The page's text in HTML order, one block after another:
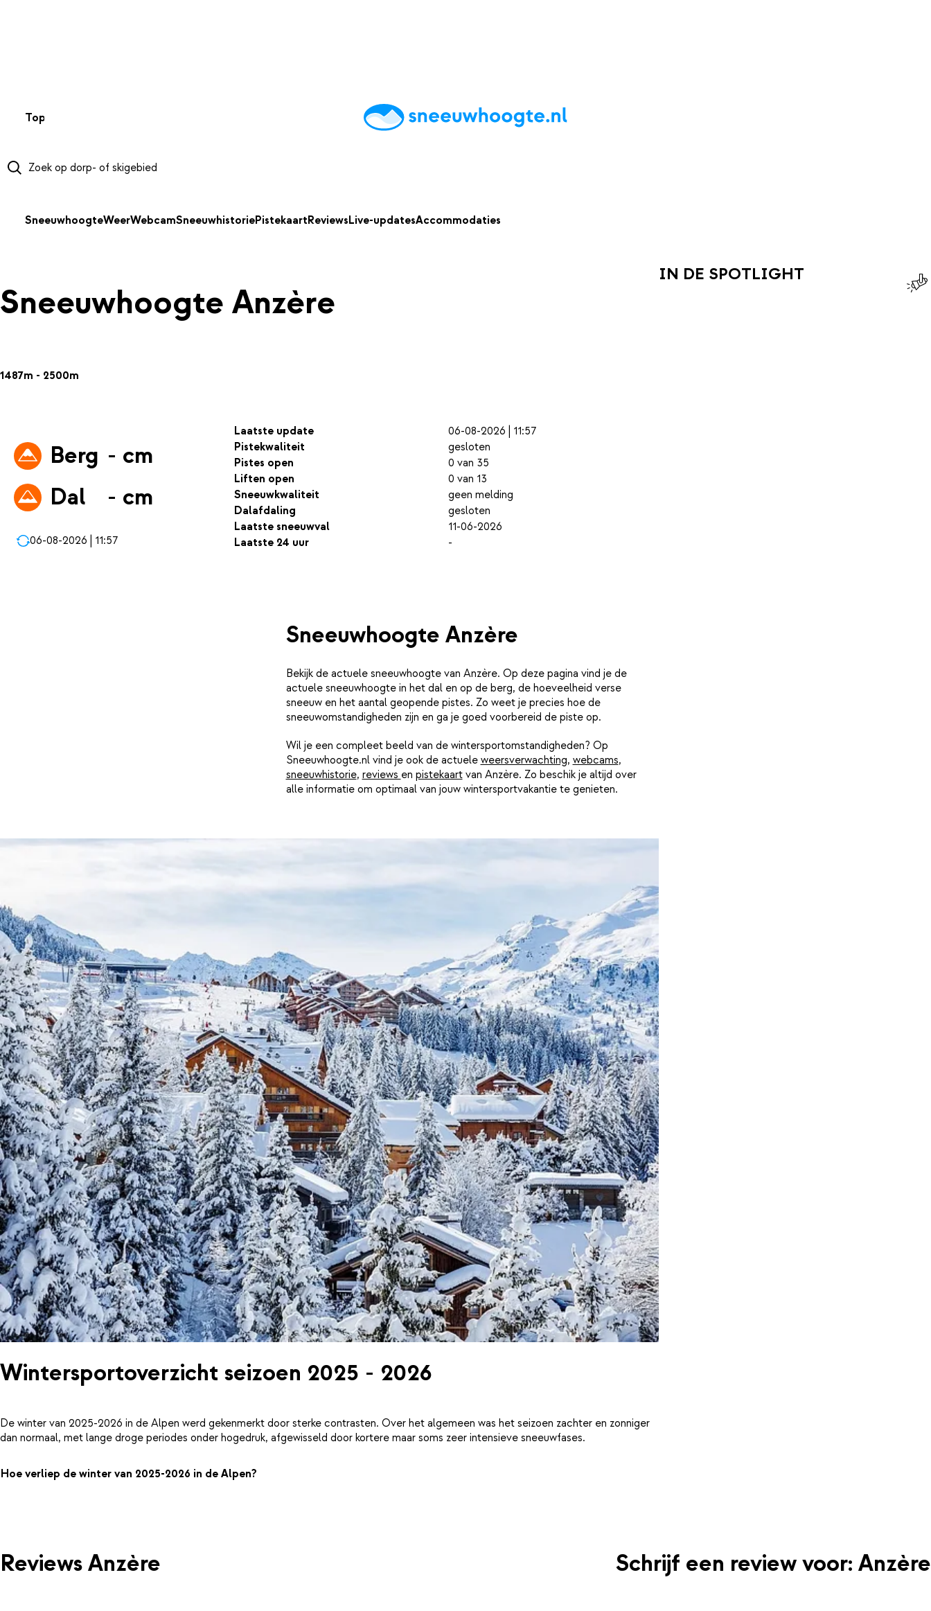
Top 50 AccommodatiesTipsReviewsLive updatesApp
SneeuwhoogteWeerWebcamSneeuwhistoriePistekaartReviewsLive-updatesAccommodaties
Sneeuwhoogte Anzère
1487m - 2500m
Berg - cm
Dal
- cm
06-08-2026 | 11:57
Laatste update
06-08-2026 | 11:57
Pistekwaliteit
gesloten
Pistes open
0 van 35
Liften open
0 van 13
Sneeuwkwaliteit
geen melding
Dalafdaling
gesloten
Laatste sneeuwval
11-06-2026
Laatste 24 uur
-
Sneeuwhoogte Anzère
Bekijk de actuele sneeuwhoogte van Anzère. Op deze pagina vind je de
actuele sneeuwhoogte in het dal en op de berg, de hoeveelheid verse
sneeuw en het aantal geopende pistes. Zo weet je precies hoe de
sneeuwomstandigheden zijn en ga je goed voorbereid de piste op.
Wil je een compleet beeld van de wintersportomstandigheden? Op
Sneeuwhoogte.nl vind je ook de actuele weersverwachting, webcams,
sneeuwhistorie, reviews en pistekaartvan Anzère. Zo beschik je altijd over
alle informatie om optimaal van jouw wintersportvakantie te genieten.
Wintersportoverzicht seizoen 2025 - 2026
De winter van 2025-2026 in de Alpen werd gekenmerkt door sterke contrasten. Over het algemeen was het seizoen zachter en zonniger
dan normaal, met lange droge periodes onder hogedruk, afgewisseld door kortere maar soms zeer intensieve sneeuwfases.
Hoe verliep de winter van 2025-2026 in de Alpen?
IN DE SPOTLIGHT
Reviews Anzère Schrijf een review voor: Anzère